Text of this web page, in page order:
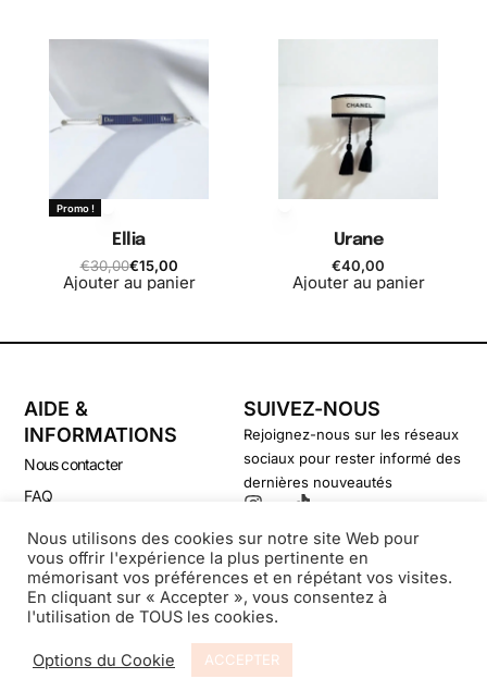
Promo !
Ellia
€30,00€15,00
Ajouter au panier
Urane
€40,00
Ajouter au panier
AIDE &
INFORMATIONS
Nous contacter
FAQ
CGV
Politique de confidentialité
SUIVEZ-NOUS
Rejoignez-nous sur les réseaux
sociaux pour rester informé des
dernières nouveautés
© Secondsouffle-Boutique.fr
Nous utilisons des cookies sur notre site Web pour
vous offrir l'expérience la plus pertinente en
mémorisant vos préférences et en répétant vos visites.
En cliquant sur « Accepter », vous consentez à
l'utilisation de TOUS les cookies.
Options du Cookie ACCEPTER